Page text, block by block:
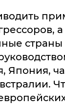
страны
Япония,